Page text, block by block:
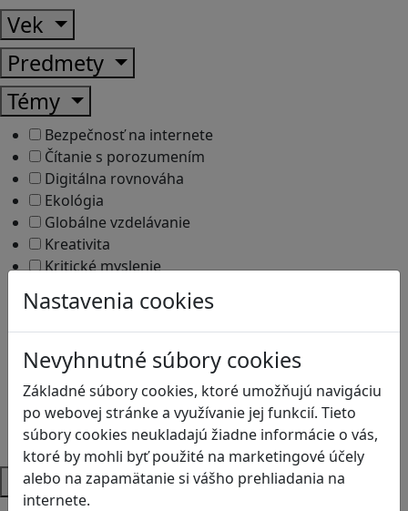
Nastavenia cookies
Nevyhnutné súbory cookies
Základné súbory cookies, ktoré umožňujú navigáciu
po webovej stránke a využívanie jej funkcií. Tieto
súbory cookies neukladajú žiadne informácie o vás,
ktoré by mohli byť použité na marketingové účely
alebo na zapamätanie si vášho prehliadania na
internete.
Vek
Predmety
Témy
Bezpečnosť na internete
Čítanie s porozumením
Digitálna rovnováha
Ekológia
Globálne vzdelávanie
Kreativita
Kritické myslenie
Kyberšikana
Logické myslenie
Ľudské práva a tolerancia
Motorika a koncentrácia
Programovanie/Technika
Sociálne zručnosti a kooperácia
Strategické myslenie
Zdravie a pohyb
Platformy